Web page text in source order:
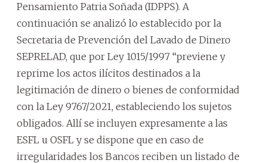
Pensamiento Patria Soñada (IDPPS). A
continuación se analizó lo establecido por la
Secretaria de Prevención del Lavado de Dinero
SEPRELAD, que por Ley 1015/1997 “previene y
reprime los actos ilícitos destinados a la
legitimación de dinero o bienes de conformidad
con la Ley 9767/2021, estableciendo los sujetos
obligados. Allí se incluyen expresamente a las
ESFL u OSFL y se dispone que en caso de
irregularidades los Bancos reciben un listado de